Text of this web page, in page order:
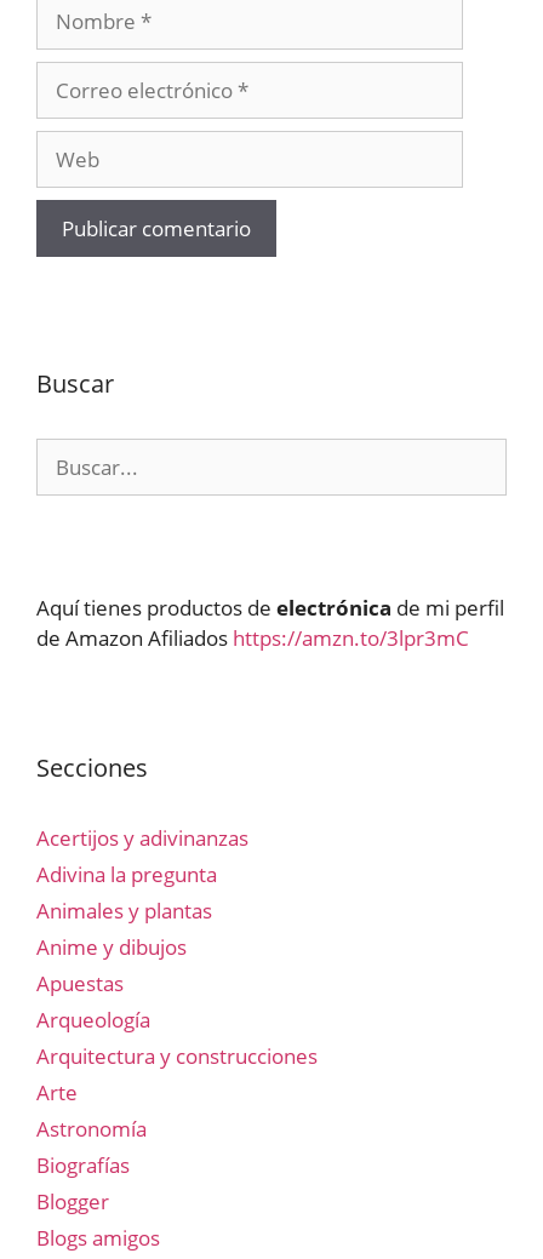
Nombre
electrónico
Buscar
Aquí tienes productos de electrónica de mi perfil
de Amazon Afiliados https://amzn.to/3lpr3mC
Secciones
Acertijos y adivinanzas
Adivina la pregunta
Animales y plantas
Anime y dibujos
Apuestas
Arqueología
Arquitectura y construcciones
Arte
Astronomía
Biografías
Blogger
Blogs amigos